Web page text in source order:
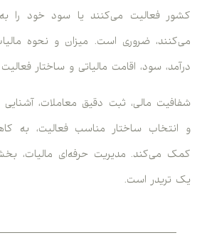
فعالیت می‌کنند یا سود خود را به
ضروری است. میزان و نحوه مالیات به
سود، اقامت مالیاتی و ساختار فعالیت
مالی، ثبت دقیق معاملات، آشنایی با
ساختار مناسب فعالیت، به کاهش
می‌کند. مدیریت حرفه‌ای مالیات، بخشی
است.